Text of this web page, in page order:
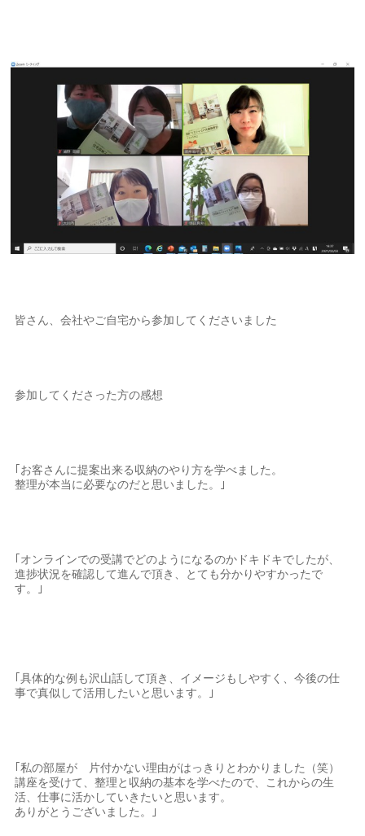
皆さん、会社やご自宅から参加してくださいました
参加してくださった方の感想
｢お客さんに提案出来る収納のやり方を学べました。
整理が本当に必要なのだと思いました。｣
｢オンラインでの受講でどのようになるのかドキドキでしたが、
進捗状況を確認して進んで頂き、とても分かりやすかったで
す。｣
｢具体的な例も沢山話して頂き、イメージもしやすく、今後の仕
事で真似して活用したいと思います。｣
｢私の部屋が 片付かない理由がはっきりとわかりました（笑）
講座を受けて、整理と収納の基本を学べたので、これからの生
活、仕事に活かしていきたいと思います。
ありがとうございました。｣